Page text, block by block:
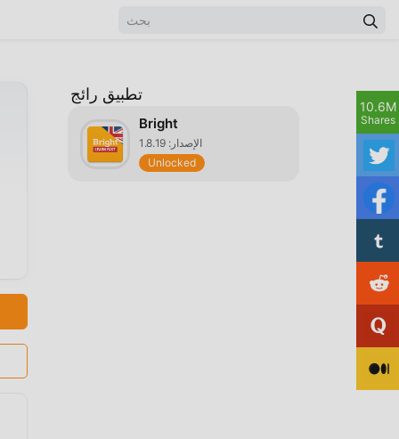
تطبيق رائج
Bright
الإصدار: 1.8.19
Unlocked
10.6M
Shares